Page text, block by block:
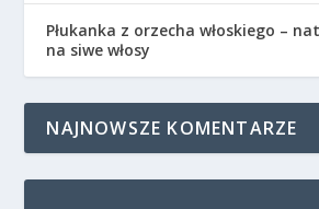
Płukanka z orzecha włoskiego –
na siwe włosy
NAJNOWSZE KOMENTARZE